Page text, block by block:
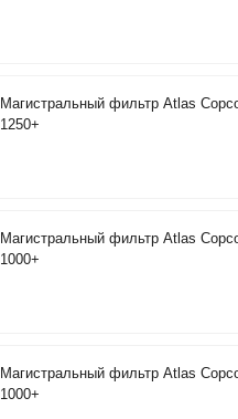
Магистральный фильтр Atlas
1250+
Магистральный фильтр Atlas
1000+
Магистральный фильтр Atlas
1000+